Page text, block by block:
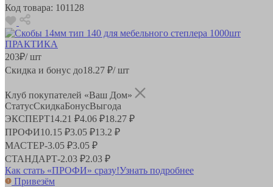
Код товара: 101128
203₽/ шт
Скидка и бонус до18.27 ₽/ шт
Клуб покупателей «Ваш Дом»
СтатусСкидкаБонусВыгода
ЭКСПЕРТ14.21 ₽4.06 ₽18.27 ₽
ПРОФИ10.15 ₽3.05 ₽13.2 ₽
МАСТЕР-3.05 ₽3.05 ₽
СТАНДАРТ-2.03 ₽2.03 ₽
Как стать «ПРОФИ» сразу!Узнать подробнее
Привезём